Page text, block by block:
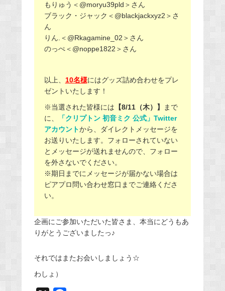
もりゅう＜@moryu39pld＞さん
ブラック・ジャック＜@blackjackxyz2＞さ
ん
りん.＜@Rkagamine_02＞さん
のっぺ＜@noppe1822＞さん
以上、 10名様にはグッズ詰め合わせをプレ
ゼントいたします！
※当選された皆様には 【8/11（木）】
まで
に、
「クリプトン 初音ミク 公式」Twitter
アカウントから、ダイレクトメッセージを
お送りいたします。フォローされていない
とメッセージが送れませんので、フォロー
を外さないでください。
※期日までにメッセージが届かない場合は
ピアプロ問い合わせ窓口までご連絡くださ
い。
企画にご参加いただいた皆さま、本当にどうもあ
りがとうございましたっ♪
それではまたお会いしましょう☆
わしょ）